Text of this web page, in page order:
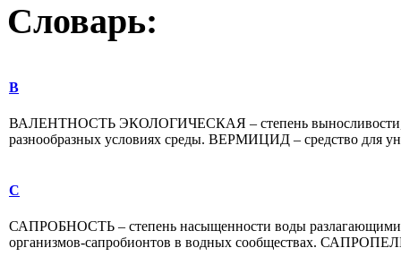
Словарь:
В
ВАЛЕНТНОСТЬ ЭКОЛОГИЧЕСКАЯ – степень выносливости,
разнообразных условиях среды. ВЕРМИЦИД – средство для
С
САПРОБНОСТЬ – степень насыщенности воды
организмов-сапробионтов в водных сообществах.